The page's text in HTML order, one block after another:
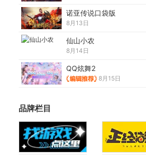
诺亚传说口袋版
8月13日
仙山小农
8月14日
QQ炫舞2
8月15日
品牌栏目